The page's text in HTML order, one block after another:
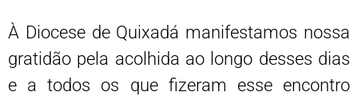
À Diocese de Quixadá manifestamos nossa
gratidão pela acolhida ao longo desses dias
e a todos os que fizeram esse encontro